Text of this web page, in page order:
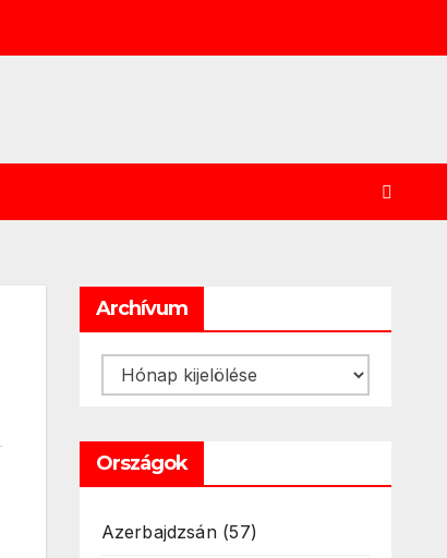
Archívum
Archívum
Országok
Azerbajdzsán(57)